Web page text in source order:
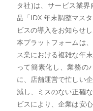
タ社)は、サービス業
品「IDX 年末調整マス
ビスの導入をお知らせし
本プラットフォームは
ス業における複雑な年
って簡素化し、業務の
に、店舗運営で忙しい
減し、ミスのない正確
ビスにより、企業は安